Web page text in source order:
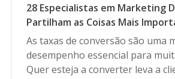
28 Especialistas em Marketing
Partilham as Coisas Mais
Compreender sobre Cálculo e
Taxa de Conversão
As taxas de conversão são uma
desempenho essencial para
Quer esteja a converter leva a